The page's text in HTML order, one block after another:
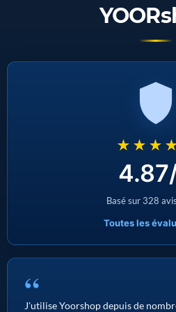
Basé sur 328
Toutes les
“
J'utilise Yoorshop depuis de